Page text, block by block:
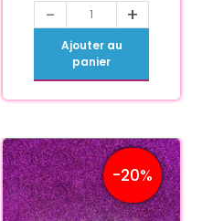
- +
Ajouter au
panier
-20%